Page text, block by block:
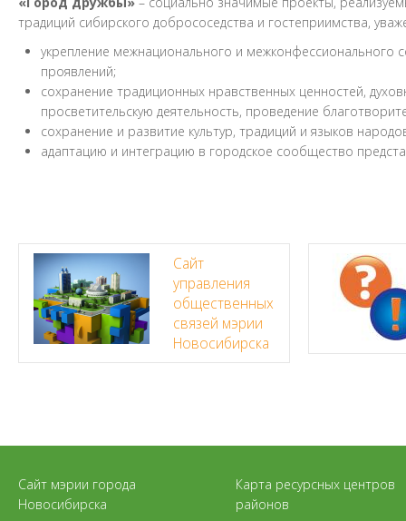
традиций сибирского добрососедства и гостеприимства,
укрепление межнационального и межконфессионального
проявлений;
сохранение традиционных нравственных ценностей,
просветительскую деятельность, проведение
сохранение и развитие культур, традиций и языков
адаптацию и интеграцию в городское сообщество
Сайт
управления
общественных
связей мэрии
Новосибирска
Сайт мэрии города
Новосибирска
Карта ресурсных центров
районов